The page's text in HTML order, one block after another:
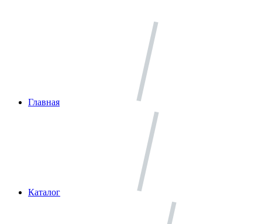
Главная
Каталог